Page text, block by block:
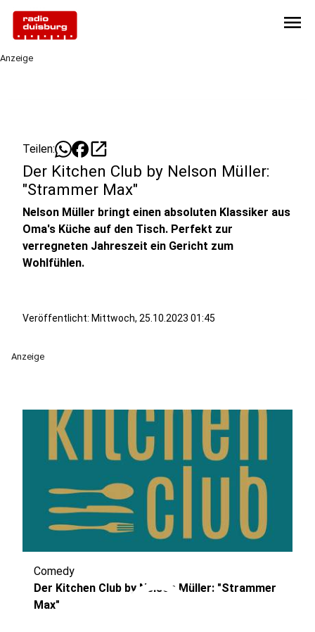
menu
Anzeige
Teilen: open_in_new
Der Kitchen Club by Nelson Müller:
"Strammer Max"
Nelson Müller bringt einen absoluten Klassiker aus
Oma's Küche auf den Tisch. Perfekt zur
verregneten Jahreszeit ein Gericht zum
Wohlfühlen.
Veröffentlicht: Mittwoch, 25.10.2023 01:45
Anzeige
Comedy
Der Kitchen Club by Nelson Müller: "Strammer
Max"